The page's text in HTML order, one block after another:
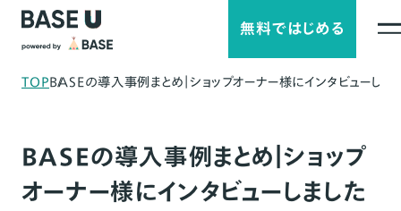
無料ではじめる
TOPBASEの導入事例まとめ｜ショップオーナー様にインタビューしま
BASEの導入事例まとめ｜ショップ
オーナー様にインタビューしました